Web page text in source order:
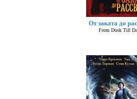
От заката до
From Dusk Till